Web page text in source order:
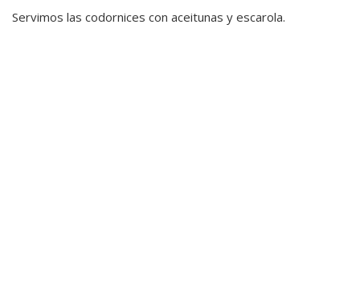
Servimos las codornices con aceitunas y escarola.